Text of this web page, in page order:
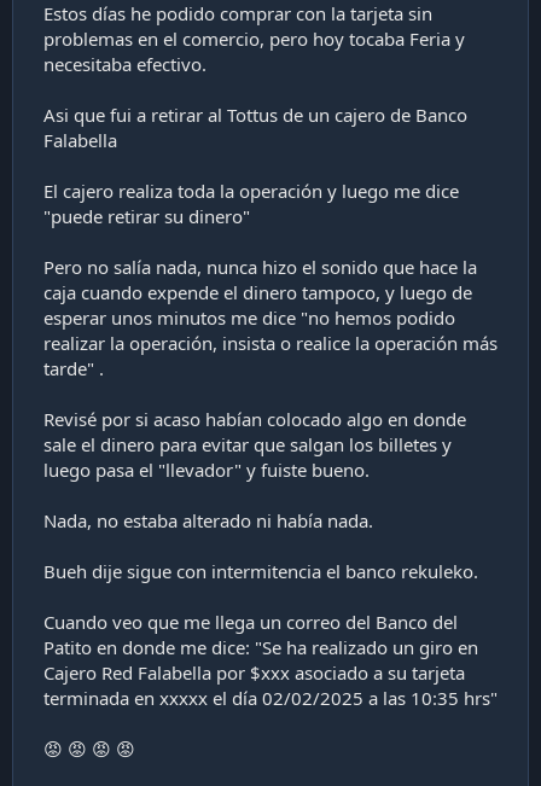
Estos días he podido comprar con la tarjeta sin
problemas en el comercio, pero hoy tocaba Feria y
necesitaba efectivo.
Asi que fui a retirar al Tottus de un cajero de Banco
Falabella
El cajero realiza toda la operación y luego me dice
"puede retirar su dinero"
Pero no salía nada, nunca hizo el sonido que hace la
caja cuando expende el dinero tampoco, y luego de
esperar unos minutos me dice "no hemos podido
realizar la operación, insista o realice la operación más
tarde" .
Revisé por si acaso habían colocado algo en donde
sale el dinero para evitar que salgan los billetes y
luego pasa el "llevador" y fuiste bueno.
Nada, no estaba alterado ni había nada.
Bueh dije sigue con intermitencia el banco rekuleko.
Cuando veo que me llega un correo del Banco del
Patito en donde me dice: "Se ha realizado un giro en
Cajero Red Falabella por $xxx asociado a su tarjeta
terminada en xxxxx el día 02/02/2025 a las 10:35 hrs"
😡 😡 😡 😡